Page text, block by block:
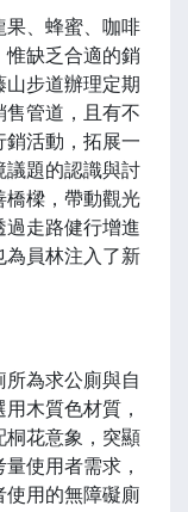
、蜂蜜、咖啡
惟缺乏合適的銷
步道辦理定期
售管道，且有不
銷活動，拓展一
議題的認識與討
橋樑，帶動觀光
過走路健行增進
為員林注入了新
為求公廁與自
木質色材質，
桐花意象，突顯
使用者需求，
使用的無障礙廁